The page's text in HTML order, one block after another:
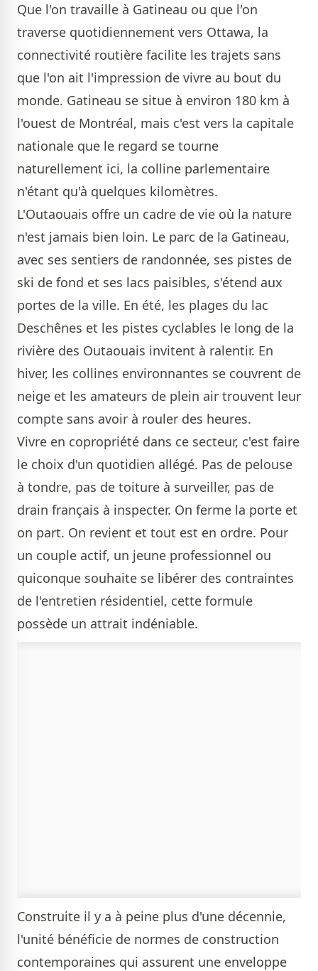
Que l'on travaille à Gatineau ou que l'on
traverse quotidiennement vers Ottawa, la
connectivité routière facilite les trajets sans
que l'on ait l'impression de vivre au bout du
monde. Gatineau se situe à environ 180 km à
l'ouest de Montréal, mais c'est vers la capitale
nationale que le regard se tourne
naturellement ici, la colline parlementaire
n'étant qu'à quelques kilomètres.
L'Outaouais offre un cadre de vie où la nature
n'est jamais bien loin. Le parc de la Gatineau,
avec ses sentiers de randonnée, ses pistes de
ski de fond et ses lacs paisibles, s'étend aux
portes de la ville. En été, les plages du lac
Deschênes et les pistes cyclables le long de la
rivière des Outaouais invitent à ralentir. En
hiver, les collines environnantes se couvrent de
neige et les amateurs de plein air trouvent leur
compte sans avoir à rouler des heures.
Vivre en copropriété dans ce secteur, c'est faire
le choix d'un quotidien allégé. Pas de pelouse
à tondre, pas de toiture à surveiller, pas de
drain français à inspecter. On ferme la porte et
on part. On revient et tout est en ordre. Pour
un couple actif, un jeune professionnel ou
quiconque souhaite se libérer des contraintes
de l'entretien résidentiel, cette formule
possède un attrait indéniable.
Construite il y a à peine plus d'une décennie,
l'unité bénéficie de normes de construction
contemporaines qui assurent une enveloppe